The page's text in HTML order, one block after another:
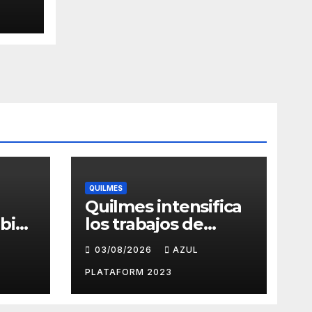
del
y
QUILMES
Quilmes intensifica
los trabajos de
bacheo en distintos
barrios
03/08/2026 AZUL
PLATAFORM 2023